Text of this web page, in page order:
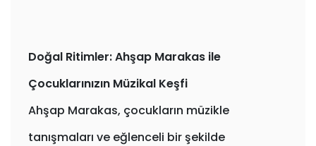
Doğal Ritimler: Ahşap Marakas ile
Çocuklarınızın Müzikal Keşfi
Ahşap Marakas, çocukların müzikle
tanışmaları ve eğlenceli bir şekilde